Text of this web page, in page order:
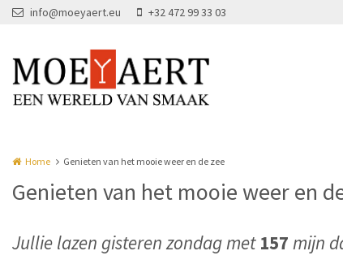
Overslaan en naar de inhoud gaan
info@moeyaert.eu +32 472 99 33 03
Home Genieten van het mooie weer en de zee
Genieten van het mooie weer en
Jullie lazen gisteren zondag met 157 mijn